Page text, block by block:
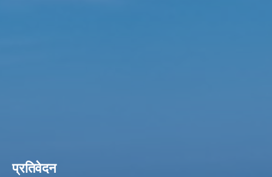
प्रतिवेदन